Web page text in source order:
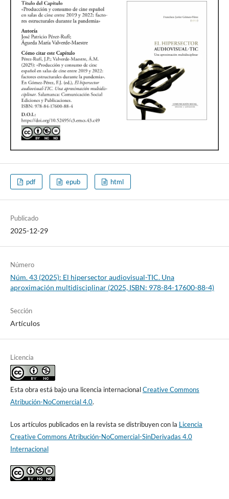
pdf epub html
Publicado
2025-12-29
Número
Núm. 43 (2025): El hipersector audiovisual-TIC. Una
aproximación multidisciplinar (2025, ISBN: 978-84-17600-88-4)
Sección
Artículos
Licencia
Esta obra está bajo una licencia internacionalCreative Commons
Atribución-NoComercial 4.0.
Los artículos publicados en la revista se distribuyen con la Licencia
Creative Commons Atribución-NoComercial-SinDerivadas 4.0
Internacional